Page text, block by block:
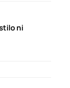
ni